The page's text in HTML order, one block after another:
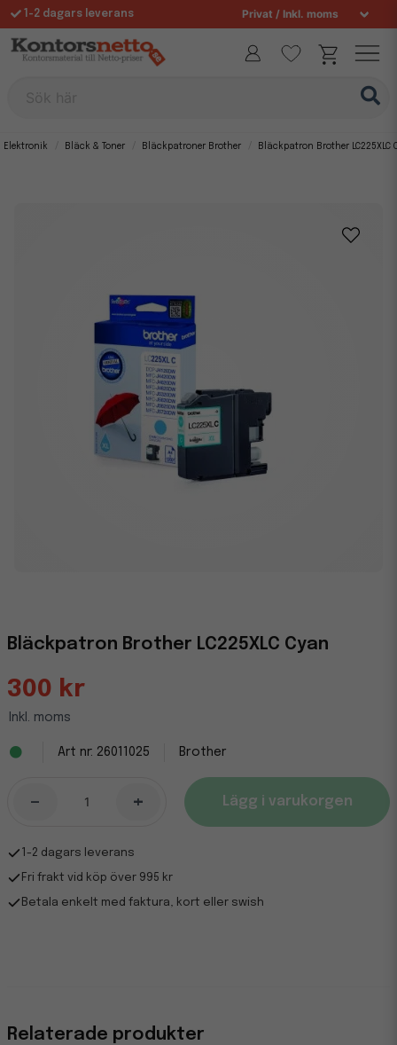
1-2 dagars leverans
Fri frakt över 995 kr
Elektronik Bläck & Toner Bläckpatroner Brother Bläckpatron Brother LC225XLC
Bläckpatron Brother LC225XLC Cyan
300 kr
Inkl. moms
26011025 Brother
- + Lägg i varukorgen
1-2 dagars leverans
Fri frakt vid köp över 995 kr
Betala enkelt med faktura, kort eller swish
Relaterade produkter